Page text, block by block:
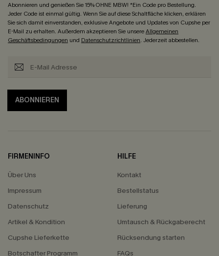
Abonnieren und genießen Sie 15% OHNE MBW! *Ein Code pro Bestellung.
Jeder Code ist einmal gültig. Wenn Sie auf diese Schaltfläche klicken, erklären
Sie sich damit einverstanden, exklusive Angebote und Updates von Cupshe per
E-Mail zu erhalten. Außerdem akzeptieren Sie unsereAllgemeinen
Geschäftsbedingungen und Datenschutzrichtlinien. Jederzeit abbestellen.
ABONNIEREN
FIRMENINFO
Über Uns
Impressum
Datenschutz
Artikel & Kondition
Cupshe Lieferkette
Botschafter Programm
HILFE
Kontakt
Bestellstatus
Lieferung
Umtausch & Rückgaberecht
Rücksendung starten
FAQs